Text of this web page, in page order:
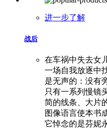
进一步了解
战后
在车祸中失去女
一场自我放逐中
是无声的：没有
只有一系列慢镜
简的线条、大片
图像语言使本书
它悼念的是芬妮